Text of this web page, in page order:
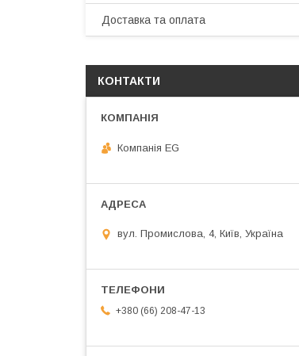
Доставка та оплата
КОНТАКТИ
Компанія EG
вул. Промислова, 4, Київ, Україна
+380 (66) 208-47-13